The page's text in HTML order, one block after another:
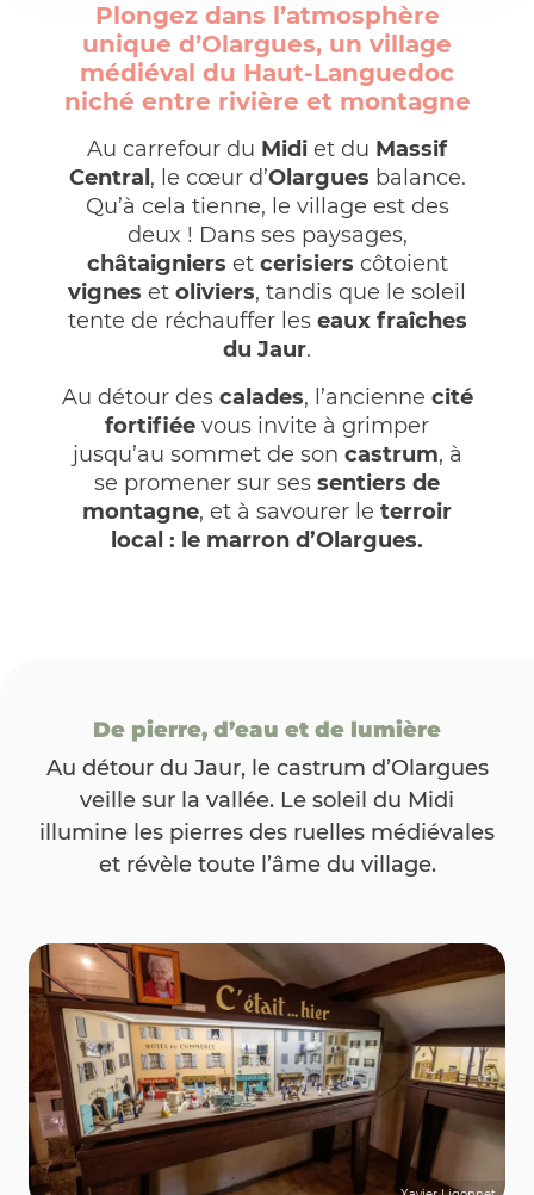
Plongez dans l’atmosphère
unique d’Olargues, un village
médiéval du Haut-Languedoc
niché entre rivière et montagne
Au carrefour du Midi et du Massif
Central , le cœur d’Olargues balance.
Qu’à cela tienne, le village est des
deux ! Dans ses paysages,
châtaigniers et cerisiers côtoient
vignes et oliviers, tandis que le soleil
tente de réchauffer les eaux fraîches
du Jaur.
Au détour des calades, l’ancienne cité
fortifiée vous invite à grimper
jusqu’au sommet de son castrum, à
se promener sur ses sentiers de
montagne, et à savourer le terroir
local : le marron d’Olargues.
De pierre, d’eau et de lumière
Au détour du Jaur, le castrum d’Olargues
veille sur la vallée. Le soleil du Midi
illumine les pierres des ruelles médiévales
et révèle toute l’âme du village.